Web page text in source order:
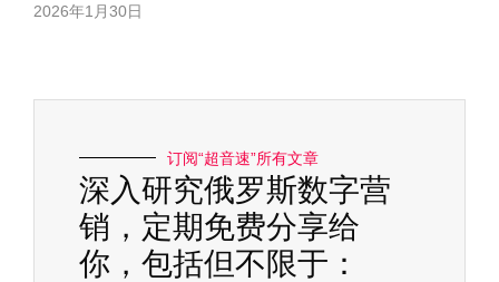
2026年1月30日
订阅“超音速”所有文章
深入研究俄罗斯数字营
销，定期免费分享给
你，包括但不限于：